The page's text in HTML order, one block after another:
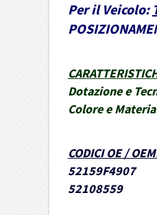
Per il Veicolo:
Dotazione e
Colore e
CODICI OE / OEM
52159F4907
52108559